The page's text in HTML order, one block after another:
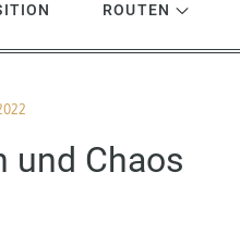
ROUTEN
und Chaos